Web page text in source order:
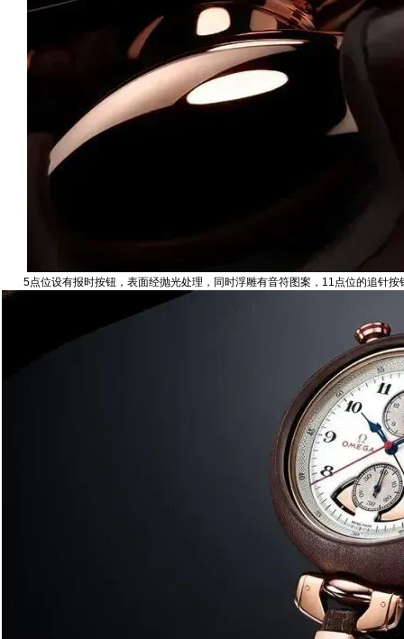
5点位设有报时按钮，表面经抛光处理，同时浮雕有音符图案，11点位的追针按